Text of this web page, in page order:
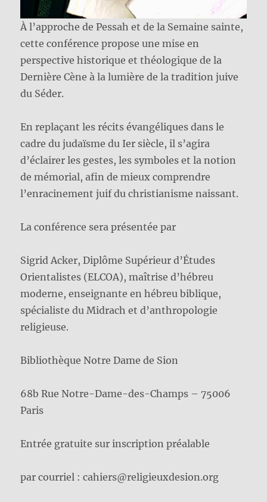
À l’approche de Pessah et de la Semaine sainte,
cette conférence propose une mise en
perspective historique et théologique de la
Dernière Cène à la lumière de la tradition juive
du Séder.
En replaçant les récits évangéliques dans le
cadre du judaïsme du Ier siècle, il s’agira
d’éclairer les gestes, les symboles et la notion
de mémorial, afin de mieux comprendre
l’enracinement juif du christianisme naissant.
La conférence sera présentée par
Sigrid Acker, Diplôme Supérieur d’Études
Orientalistes (ELCOA), maîtrise d’hébreu
moderne, enseignante en hébreu biblique,
spécialiste du Midrach et d’anthropologie
religieuse.
Bibliothèque Notre Dame de Sion
68b Rue Notre-Dame-des-Champs – 75006
Paris
Entrée gratuite sur inscription préalable
par courriel : cahiers@religieuxdesion.org